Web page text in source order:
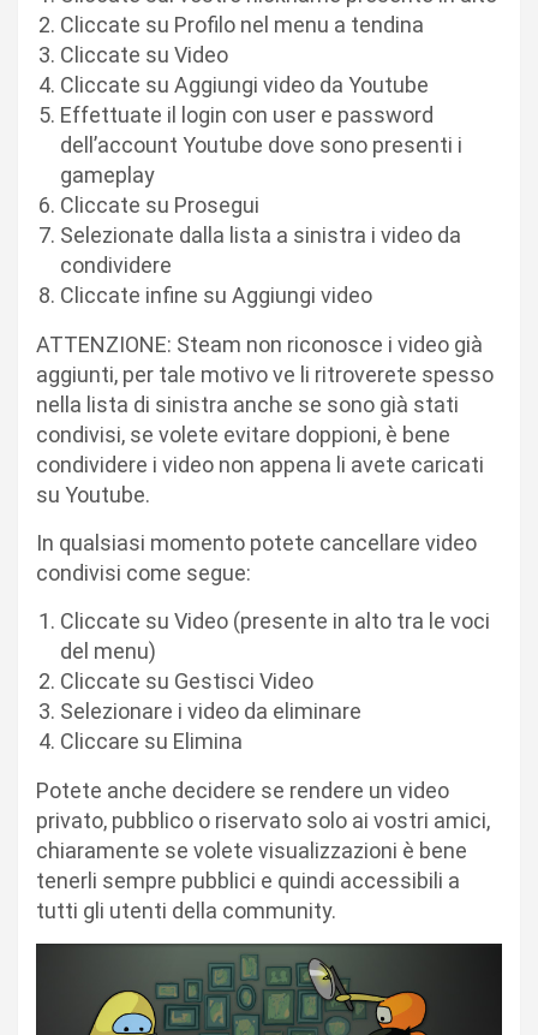
Cliccate su Profilo nel menu a tendina
Cliccate su Video
Cliccate su Aggiungi video da Youtube
Effettuate il login con user e password
dell’account Youtube dove sono presenti i
gameplay
Cliccate su Prosegui
Selezionate dalla lista a sinistra i video da
condividere
Cliccate infine su Aggiungi video
ATTENZIONE: Steam non riconosce i video già
aggiunti, per tale motivo ve li ritroverete spesso
nella lista di sinistra anche se sono già stati
condivisi, se volete evitare doppioni, è bene
condividere i video non appena li avete caricati
su Youtube.
In qualsiasi momento potete cancellare video
condivisi come segue:
Cliccate su Video (presente in alto tra le voci
del menu)
Cliccate su Gestisci Video
Selezionare i video da eliminare
Cliccare su Elimina
Potete anche decidere se rendere un video
privato, pubblico o riservato solo ai vostri amici,
chiaramente se volete visualizzazioni è bene
tenerli sempre pubblici e quindi accessibili a
tutti gli utenti della community.